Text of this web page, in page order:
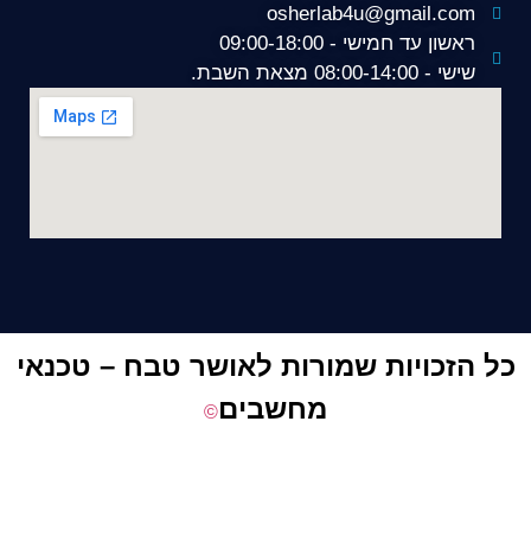
osherlab4u@gmail.com
ראשון עד חמישי - 09:00-18:00
שישי - 08:00-14:00 מצאת השבת.
כל הזכויות שמורות לאושר טבח – טכנאי
מחשבים©